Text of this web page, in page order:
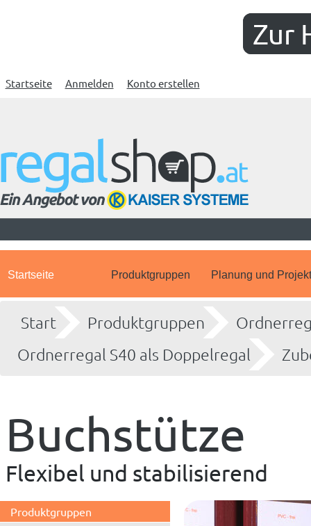
Zur
Startseite Anmelden Konto erstellen
Startseite Produktgruppen Planung und
Start Produktgruppen
Ordnerregal S40 als Doppelregal
Buchstütze
Flexibel und stabilisierend
Produktgruppen